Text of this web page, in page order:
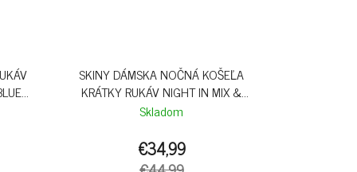
SKINY DÁMSKA NOČNÁ KOŠEĽA
KRÁTKY RUKÁV NIGHT IN MIX &
MATCH BX - HIBISCUS
Skladom
€34,99